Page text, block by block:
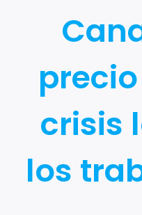
crisis
los